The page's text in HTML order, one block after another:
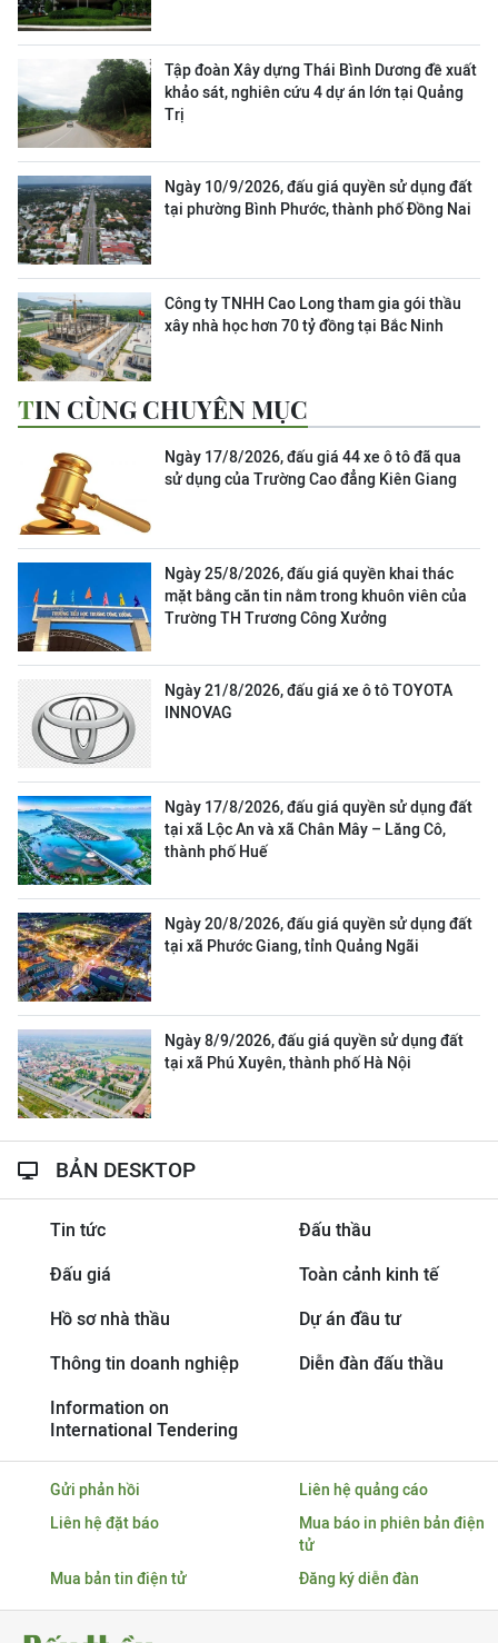
Tập đoàn Xây dựng Thái Bình Dương đề xuất
khảo sát, nghiên cứu 4 dự án lớn tại Quảng
Trị
Ngày 10/9/2026, đấu giá quyền sử dụng đất
tại phường Bình Phước, thành phố Đồng Nai
Công ty TNHH Cao Long tham gia gói thầu
xây nhà học hơn 70 tỷ đồng tại Bắc Ninh
TIN CÙNG CHUYÊN MỤC
Ngày 17/8/2026, đấu giá 44 xe ô tô đã qua
sử dụng của Trường Cao đẳng Kiên Giang
Ngày 25/8/2026, đấu giá quyền khai thác
mặt bằng căn tin nằm trong khuôn viên của
Trường TH Trương Công Xưởng
Ngày 21/8/2026, đấu giá xe ô tô TOYOTA
INNOVAG
Ngày 17/8/2026, đấu giá quyền sử dụng đất
tại xã Lộc An và xã Chân Mây – Lăng Cô,
thành phố Huế
Ngày 20/8/2026, đấu giá quyền sử dụng đất
tại xã Phước Giang, tỉnh Quảng Ngãi
Ngày 8/9/2026, đấu giá quyền sử dụng đất
tại xã Phú Xuyên, thành phố Hà Nội
BẢN DESKTOP
Tin tức Đấu thầu
Đấu giá Toàn cảnh kinh tế
Hồ sơ nhà thầu Dự án đầu tư
Thông tin doanh nghiệp Diễn đàn đấu thầu
Information on
International Tendering
Gửi phản hồi
Liên hệ quảng cáo
Liên hệ đặt báo
Mua báo in phiên bản điện
tử
Mua bản tin điện tử
Đăng ký diễn đàn